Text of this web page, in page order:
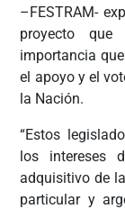
–FESTRAM-
proyecto que
importancia
el apoyo y el
la Nación.
“Estos
los intereses
adquisitivo de
particular y